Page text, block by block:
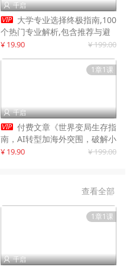
 千启
 大学专业选择终极指南,100
个热门专业解析,包含推荐与避
雷实用建议
¥ 19.90 ¥ 199.00
1章1课
 千启
 付费文章《世界变局生存指
南，AI转型加海外突围，破解小
城市生存陷阱》
¥ 19.90 ¥ 199.00
查看全部
1章1课
 千启